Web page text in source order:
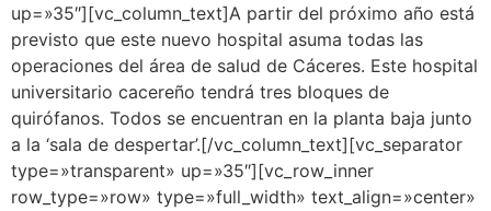
up=»35″][vc_column_text]A partir del próximo año está
previsto que este nuevo hospital asuma todas las
operaciones del área de salud de Cáceres. Este hospital
universitario cacereño tendrá tres bloques de
quirófanos. Todos se encuentran en la planta baja junto
a la ‘sala de despertar’.[/vc_column_text][vc_separator
type=»transparent» up=»35″][vc_row_inner
row_type=»row» type=»full_width» text_align=»center»